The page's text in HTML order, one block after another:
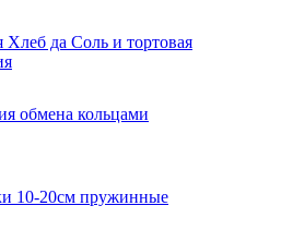
Хлеб да Соль и тортовая
обмена кольцами
10-20см пружинные